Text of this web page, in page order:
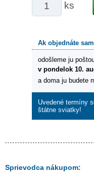
ks
Ak objednáte
odošleme ju
v pondelok 10.
a doma ju budete
Uvedené termíny
štátne sviatky!
Sprievodca nákupom: